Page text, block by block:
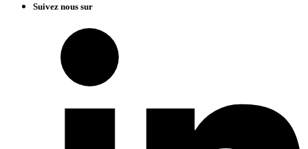
Suivez nous sur